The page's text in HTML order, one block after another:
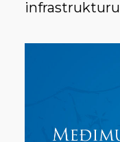
infrastrukturu